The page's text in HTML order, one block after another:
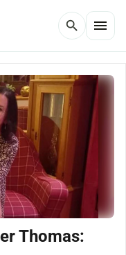
search menu
Thomas: